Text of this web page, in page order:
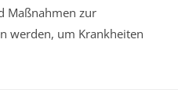
Maßnahmen zur
werden, um Krankheiten